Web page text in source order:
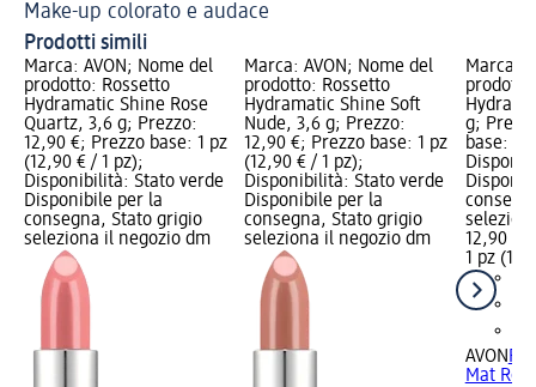
Make-up colorato e audace
Prodotti simili
Marca: AVON; Nome del
prodotto: Rossetto
Hydramatic Shine Rose
Quartz, 3,6 g; Prezzo:
12,90 €; Prezzo base: 1 pz
(12,90 € / 1 pz);
Disponibilità: Stato verde
Disponibile per la
consegna, Stato grigio
seleziona il negozio dm
Marca: AVON; Nome del
prodotto: Rossetto
Hydramatic Shine Soft
Nude, 3,6 g; Prezzo:
12,90 €; Prezzo base: 1 pz
(12,90 € / 1 pz);
Disponibilità: Stato verde
Disponibile per la
consegna, Stato grigio
seleziona il negozio dm
Marca:
g;
base: 1
12,90 €
1 pz
AVON
Mat